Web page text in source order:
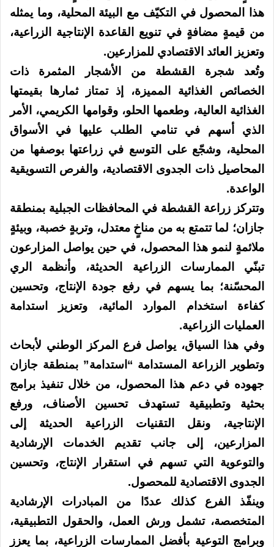
هذا المحصول في التكيّف مع البيئة المحلية، وما يمثله
من قيمةٍ مضافةٍ في تنويع القاعدة الإنتاجية الزراعية،
وتعزيز العائد الاقتصادي للمزارعين.
وتُعد شجرة القشطة من الأشجار المثمرة ذات
الخصائص الغذائية المميزة، إذ تمتاز ثمارها بقيمتها
الغذائية العالية، وطعمها الحلو، وقوامها الكريمي، الأمر
الذي أسهم في تنامي الطلب عليها في الأسواق
المحلية، وشجّع على التوسع في زراعتها بوصفها من
المحاصيل ذات الجدوى الاقتصادية، والفرص التسويقية
الواعدة.
وتتركز زراعة القشطة في المحافظات الجبلية بمنطقة
جازان؛ لما تتمتع به من مناخٍ معتدل، وتربةٍ خصبة، وبيئةٍ
ملائمةٍ لنمو هذا المحصول، في حين يواصل المزارعون
تبنّي الممارسات الزراعية الحديثة، وأنظمة الري
المحسّنة؛ بما يسهم في رفع جودة الإنتاج، وتحسين
كفاءة استخدام الموارد المائية، وتعزيز استدامة
العمليات الزراعية.
وفي هذا السياق، يواصل فرع المركز الوطني لأبحاث
وتطوير الزراعة المستدامة “استدامة” بمنطقة جازان
جهوده في دعم هذا المحصول، من خلال تنفيذ برامج
بحثية وتطبيقية تستهدف تحسين الأصناف، ورفع
الإنتاجية، ونقل التقنيات الزراعية الحديثة إلى
المزارعين، إلى جانب تقديم الخدمات الإرشادية
والتوعوية التي تسهم في استقرار الإنتاج، وتحسين
الجدوى الاقتصادية للمحصول.
وينفّذ الفرع كذلك عددًا من المبادرات الإرشادية
المتخصصة، تشمل ورش العمل، والحقول التطبيقية،
وبرامج التوعية بأفضل الممارسات الزراعية، بما يعزز